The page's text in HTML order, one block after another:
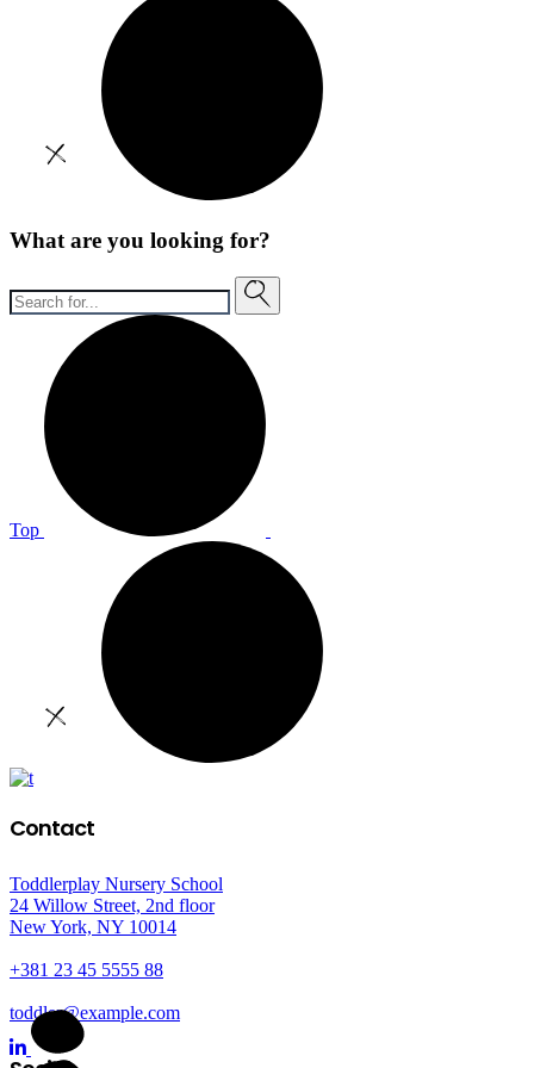
What are you looking for?
Top
Contact
Toddlerplay Nursery School
24 Willow Street, 2nd floor
New York, NY 10014
+381 23 45 5555 88
toddler@example.com